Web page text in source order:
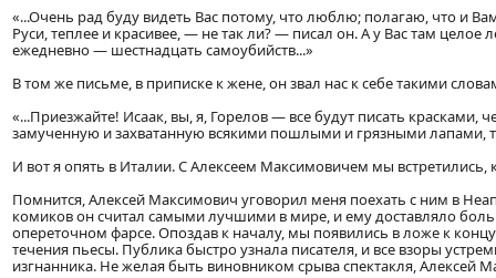
«...Очень рад буду видеть Вас потому, что люблю; полагаю, что и
Руси, теплее и красивее, — не так ли? — писал он. А у Вас там
ежедневно — шестнадцать самоубийств...»
В том же письме, в приписке к жене, он звал нас к себе такими
«...Приезжайте! Исаак, вы, я, Горелов — все будут писать красками,
замученную и захватанную всякими пошлыми и грязными лапами,
И вот я опять в Италии. С Алексеем Максимовичем мы встретились,
Помнится, Алексей Максимович уговорил меня поехать с ним в
комиков он считал самыми лучшими в мире, и ему доставляло
опереточном фарсе. Опоздав к началу, мы появились в ложе к
течения пьесы. Публика быстро узнала писателя, и все взоры
изгнанника. Не желая быть виновником срыва спектакля, Алексей